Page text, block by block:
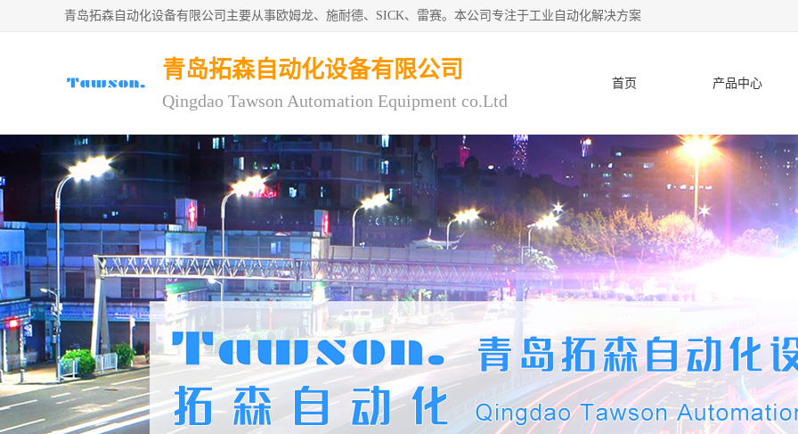
青岛拓森自动化设备有限公司主要从事欧姆龙、施耐德、SICK、雷赛。本公司专注于工业自动化解决方案
青岛拓森自动化设备有限公司
Qingdao Tawson Automation Equipment co.Ltd
首页 产品中心
人才招聘